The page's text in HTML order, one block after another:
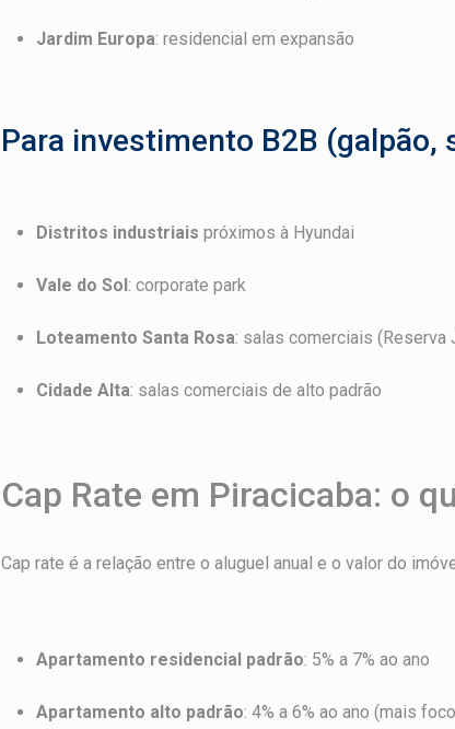
Jardim Europa: residencial em expansão
Para investimento B2B (galpão,
Distritos industriais próximos à Hyundai
Vale do Sol: corporate park
Loteamento Santa Rosa: salas comerciais (Reserva
Cidade Alta: salas comerciais de alto padrão
Cap Rate em Piracicaba: o
Cap rate é a relação entre o aluguel anual e o valor do
Apartamento residencial padrão: 5% a 7% ao ano
Apartamento alto padrão: 4% a 6% ao ano (mais